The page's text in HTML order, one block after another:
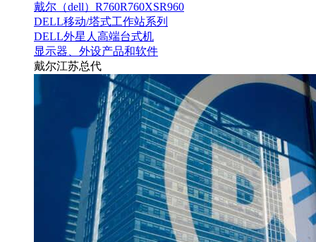
戴尔（dell）R760R760XSR960
DELL移动/塔式工作站系列
DELL外星人高端台式机
显示器、外设产品和软件
戴尔江苏总代